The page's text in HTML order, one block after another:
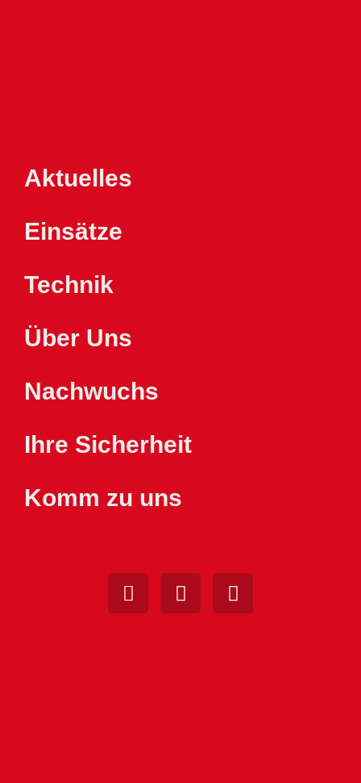
Aktuelles
Einsätze
Technik
Über Uns
Nachwuchs
Ihre Sicherheit
Komm zu uns